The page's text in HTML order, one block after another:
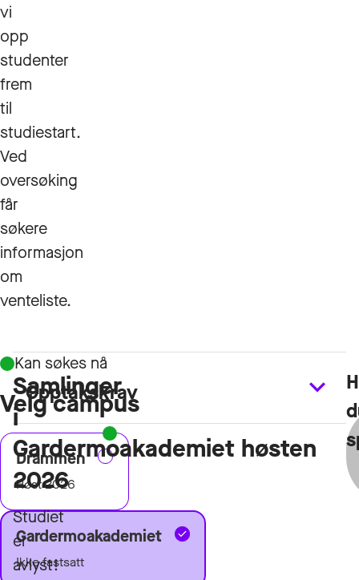
vi
opp
studenter
frem
til
studiestart.
Ved
oversøking
får
søkere
informasjon
om
venteliste.
Velg campus
Kan søkes nå
Drammen
Høst 2026
Gardermoakademiet
Ikke fastsatt
Samlinger
i
Gardermoakademiet høsten
2026
Studiet
er
avlyst!
Opptakskrav